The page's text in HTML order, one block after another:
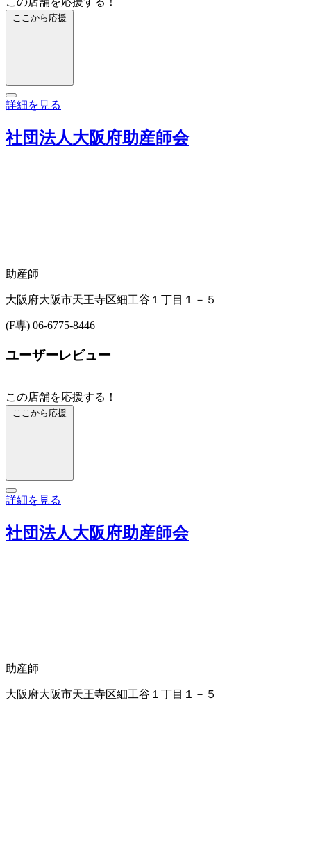
ここから応援
詳細を見る
社団法人大阪府助産師会
助産師
大阪府大阪市天王寺区細工谷１丁目１－５
(F専) 06-6775-8446
ユーザーレビュー
この店舗を応援する！
ここから応援
詳細を見る
社団法人大阪府助産師会
助産師
大阪府大阪市天王寺区細工谷１丁目１－５